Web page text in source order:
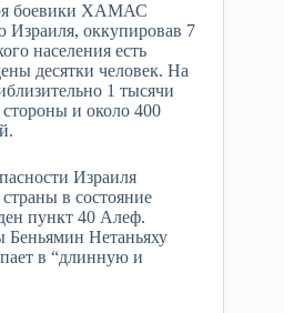
боевики ХАМАС
Израиля, оккупировав 7
населения есть
десятки человек. На
1 тысячи
и около 400
Израиля
в состояние
пункт 40 Алеф.
Беньямин Нетаньяху
в “длинную и